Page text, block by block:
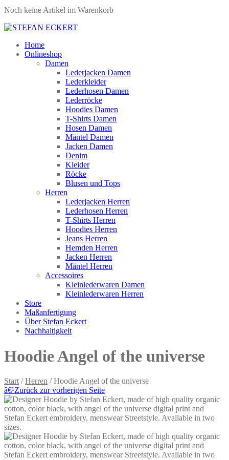
Noch keine Artikel im Warenkorb
Home
Onlineshop
Damen
Lederjacken Damen
Lederkleider
Lederhosen Damen
Lederröcke
Hoodies Damen
T-Shirts Damen
Hosen Damen
Mäntel Damen
Jacken Damen
Denim
Kleider
Röcke
Blusen und Tops
Herren
Lederjacken Herren
Lederhosen Herren
T-Shirts Herren
Hoodies Herren
Jeans Herren
Hemden Herren
Jacken Herren
Mäntel Herren
Accessoires
Kleinlederwaren Damen
Kleinlederwaren Herren
Store
Maßanfertigung
Über Stefan Eckert
Nachhaltigkeit
Hoodie Angel of the universe
Start /Herren / Hoodie Angel of the universe
â€¹Zurück zur vorherigen Seite